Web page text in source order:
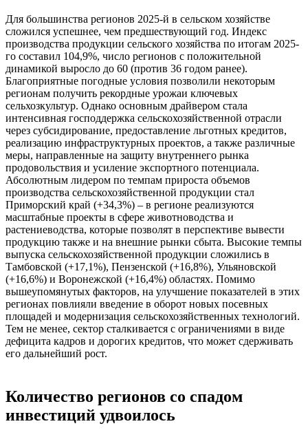
Для большинства регионов 2025-й в сельском хозяйстве
сложился успешнее, чем предшествующий год. Индекс
производства продукции сельского хозяйства по итогам 2025-
го составил 104,9%, число регионов с положительной
динамикой выросло до 60 (против 36 годом ранее).
Благоприятные погодные условия позволили некоторым
регионам получить рекордные урожаи ключевых
сельхозкультур. Однако основным драйвером стала
интенсивная господдержка сельскохозяйственной отрасли
через субсидирование, предоставление льготных кредитов,
реализацию инфраструктурных проектов, а также различные
меры, направленные на защиту внутреннего рынка
продовольствия и усиление экспортного потенциала.
Абсолютным лидером по темпам прироста объемов
производства сельскохозяйственной продукции стал
Приморский край (+34,3%) – в регионе реализуются
масштабные проекты в сфере животноводства и
растениеводства, которые позволят в перспективе вывести
продукцию также и на внешние рынки сбыта. Высокие темпы
выпуска сельскохозяйственной продукции сложились в
Тамбовской (+17,1%), Пензенской (+16,8%), Ульяновской
(+16,6%) и Воронежской (+16,4%) областях. Помимо
вышеупомянутых факторов, на улучшение показателей в этих
регионах повлияли введение в оборот новых посевных
площадей и модернизация сельскохозяйственных технологий.
Тем не менее, сектор сталкивается с ограничениями в виде
дефицита кадров и дорогих кредитов, что может сдерживать
его дальнейший рост.
Количество регионов со спадом
инвестиций удвоилось